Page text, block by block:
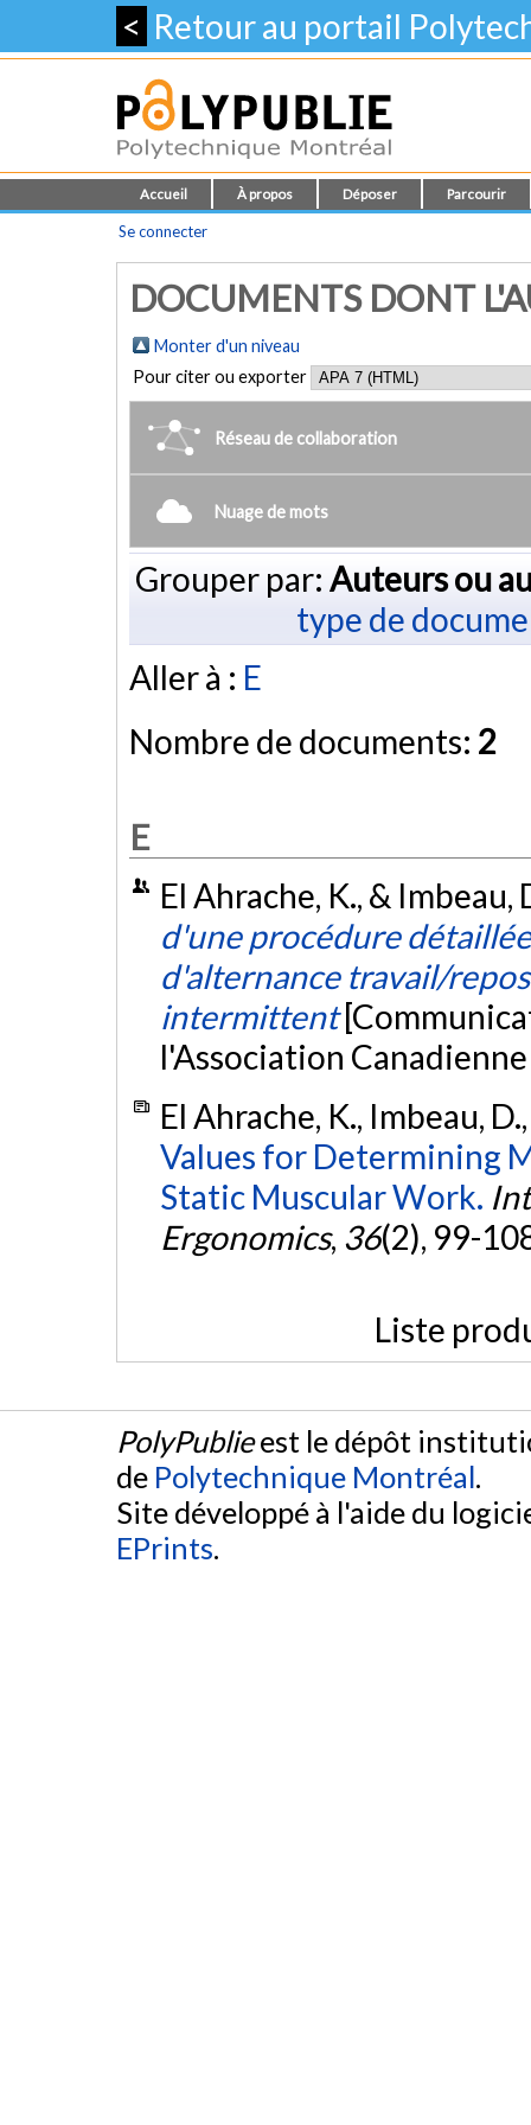
< Retour au portail
Accueil À propos Déposer Parcourir
Se connecter
DOCUMENTS DONT
Monter d'un niveau
Pour citer ou exporter
Réseau de collaboration
Nuage de mots
Grouper par: Auteurs ou
type de
Aller à : E
Nombre de documents: 2
E
El Ahrache, K., &
d'une procédure
d'alternance travail/
intermittent
l'Association
El Ahrache, K., Imbeau,
Values for Determining
Static Muscular Work.
Ergonomics, 36(2), 99-
Liste
PolyPublieest le dépôt
de Polytechnique Montréal.
Site développé à l'aide du
EPrints.